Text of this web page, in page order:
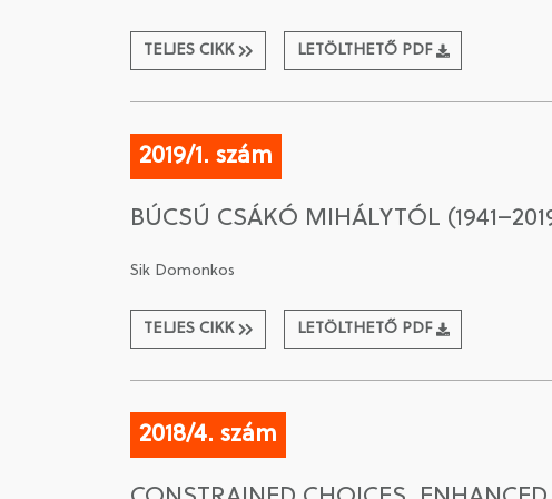
TELJES CIKK LETÖLTHETŐ PDF
2019/1. szám
BÚCSÚ CSÁKÓ MIHÁLYTÓL
Sik Domonkos
TELJES CIKK LETÖLTHETŐ PDF
2018/4. szám